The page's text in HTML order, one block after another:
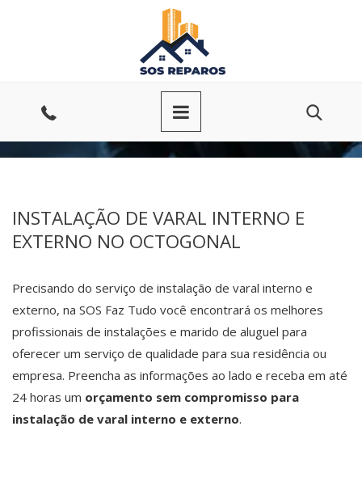
INSTALAÇÃO DE VARAL INTERNO E
EXTERNO NO OCTOGONAL
Precisando do serviço de instalação de varal interno e
externo, na SOS Faz Tudo você encontrará os melhores
profissionais de instalações e marido de aluguel para
oferecer um serviço de qualidade para sua residência ou
empresa. Preencha as informações ao lado e receba em até
24 horas um orçamento sem compromisso para
instalação de varal interno e externo.